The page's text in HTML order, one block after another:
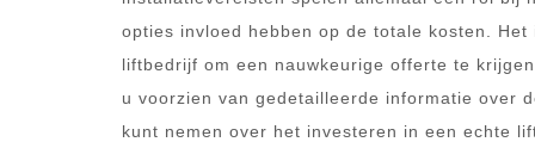
opties invloed hebben op de totale kosten.
liftbedrijf om een nauwkeurige offerte te
u voorzien van gedetailleerde informatie over
kunt nemen over het investeren in een echte